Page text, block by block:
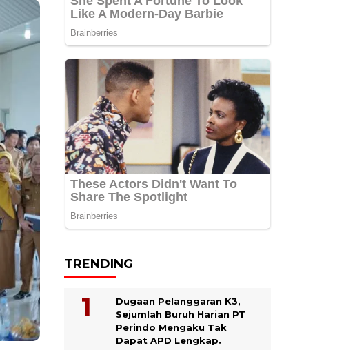
TRENDING
Dugaan Pelanggaran K3,
Sejumlah Buruh Harian PT
Perindo Mengaku Tak
Dapat APD Lengkap.